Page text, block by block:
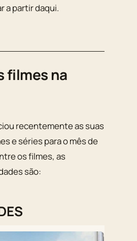
a partir daqui.
filmes na
recentemente as suas
e séries para o mês de
os filmes, as
são: